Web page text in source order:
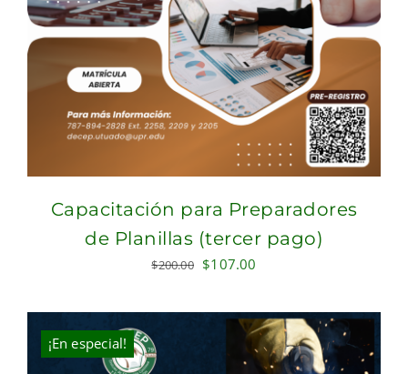
Capacitación para Preparadores
de Planillas (tercer pago)
$200.00 Original
was:
$200.00.
$107.00
is:
$107.00.
¡En especial!